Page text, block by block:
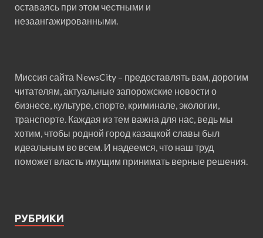
оставаясь при этом честными и
незаангажированными.
Миссия сайта NewsCity – предоставлять вам, дорогим
читателям, актуальные запорожские новости о
бизнесе, культуре, спорте, криминале, экологии,
транспорте. Каждая из тем важна для нас, ведь мы
хотим, чтобы родной город казацкой славы был
идеальным во всем. И надеемся, что наш труд
поможет власть имущим принимать верные решения.
РУБРИКИ